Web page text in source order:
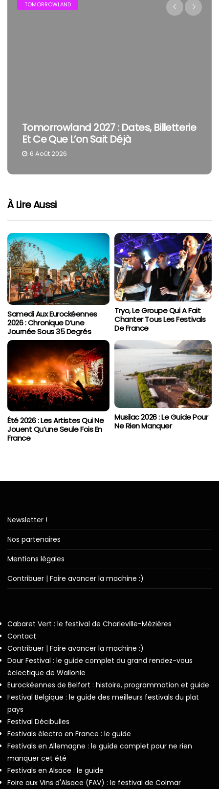
2027 : Dates, Billetterie
Ce Que L’on Sait Déjà
6 Août 2026
À Lire Aussi
Samedi Aux Eurockéennes
2026 : Chronique D’une
Journée Sous 35 Degrés
Tryo, Le Groupe Qui A Fait
Chanter Tous Les Festivals
De France
Été 2026 : Les Artistes Qui Ne
Jouent Qu’une Seule Fois En
France
Musilac 2026 : Le Guide Pour
Ne Rien Manquer
Newsletter !
Nos partenaires
Mentions légales
Contribuer | Faire avancer la machine :)
Cabaret Vert : le festival de Charleville-Mézières
Contact
Contribuer | Faire avancer la machine :)
Dour Festival : le guide complet du grand rendez-vous
éclectique de Wallonie
Eurockéennes de Belfort : histoire, programmation et guide
Festival Belgique : le guide des meilleurs festivals du plat
pays
Festival Décibulles
Festivals électro en France : le guide
Festivals en Allemagne : le guide complet pour ne rien
manquer cet été
Festivals en Alsace : le guide
Foire aux Vins d'Alsace (FAV) : le festival de Colmar